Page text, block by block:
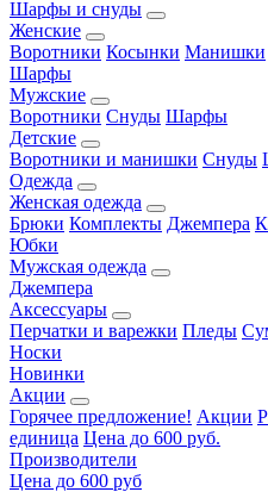
Шарфы и снуды
Женские
Воротники Косынки Манишки
Шарфы
Мужские
Воротники Снуды Шарфы
Детские
Воротники и манишки Снуды
Одежда
Женская одежда
Брюки Комплекты Джемпера
Юбки
Мужская одежда
Джемпера
Аксессуары
Перчатки и варежки Пледы
Носки
Новинки
Акции
Горячее предложение! Акции
единица Цена до 600 руб.
Производители
Цена до 600 руб